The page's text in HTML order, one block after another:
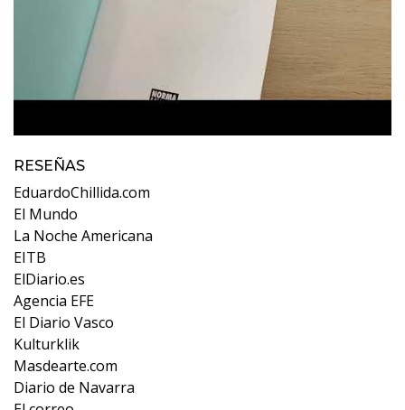
RESEÑAS
EduardoChillida.com
El Mundo
La Noche Americana
EITB
ElDiario.es
Agencia EFE
El Diario Vasco
Kulturklik
Masdearte.com
Diario de Navarra